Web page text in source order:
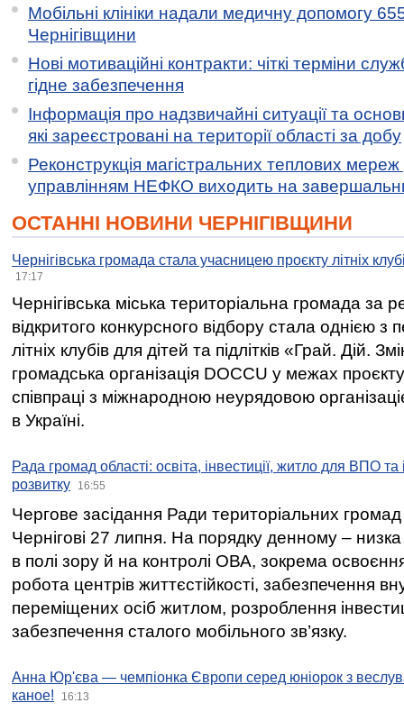
Мобільні клініки надали медичну допомогу
Чернігівщини
Нові мотиваційні контракти: чіткі терміни
гідне забезпечення
Інформація про надзвичайні ситуації та
які зареєстровані на території області за добу
Реконструкція магістральних теплових мереж
управлінням НЕФКО виходить на
ОСТАННІ НОВИНИ ЧЕРНІГІВЩИНИ
Чернігівська громада стала учасницею проєкту літніх
17:17
Чернігівська міська територіальна громада за
відкритого конкурсного відбору стала однією
літніх клубів для дітей та підлітків «Грай. Дій.
громадська організація DOCCU у межах
співпраці з міжнародною неурядовою
в Україні.
Рада громад області: освіта, інвестиції, житло для ВПО
розвитку
16:55
Чергове засідання Ради територіальних громад
Чернігові 27 липня. На порядку денному –
в полі зору й на контролі ОВА, зокрема освоєння
робота центрів життєстійкості, забезпечення
переміщених осіб житлом, розроблення
забезпечення сталого мобільного зв’язку.
Анна Юр'єва — чемпіонка Європи серед юніорок з
каное!
16:13